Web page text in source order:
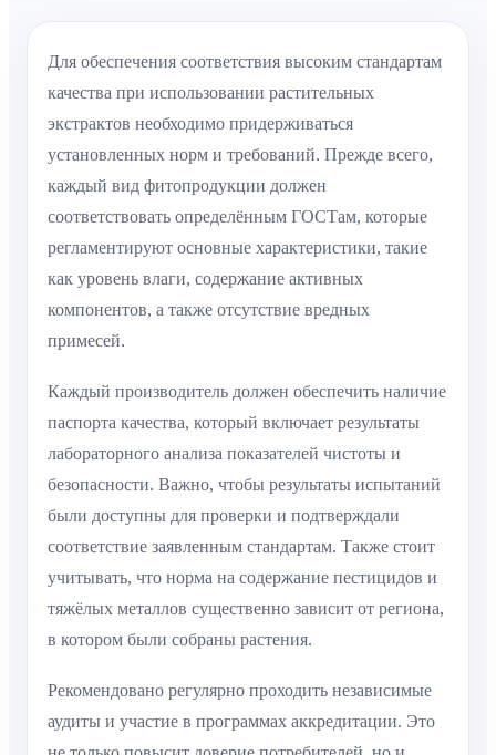
Для обеспечения соответствия высоким стандартам
качества при использовании растительных
экстрактов необходимо придерживаться
установленных норм и требований. Прежде всего,
каждый вид фитопродукции должен
соответствовать определённым ГОСТам, которые
регламентируют основные характеристики, такие
как уровень влаги, содержание активных
компонентов, а также отсутствие вредных
примесей.
Каждый производитель должен обеспечить наличие
паспорта качества, который включает результаты
лабораторного анализа показателей чистоты и
безопасности. Важно, чтобы результаты испытаний
были доступны для проверки и подтверждали
соответствие заявленным стандартам. Также стоит
учитывать, что норма на содержание пестицидов и
тяжёлых металлов существенно зависит от региона,
в котором были собраны растения.
Рекомендовано регулярно проходить независимые
аудиты и участие в программах аккредитации. Это